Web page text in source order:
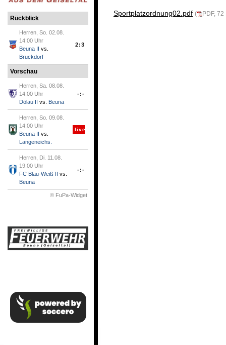
Rückblick
Herren, So. 02.08.
14:00 Uhr
Beuna II vs.
Bruckdorf
2:3
Vorschau
Herren, Sa. 08.08.
14:00 Uhr
Dölau II vs. Beuna
-:-
Herren, So. 09.08.
14:00 Uhr
Beuna II vs.
Langeneichs.
live
Herren, Di. 11.08.
19:00 Uhr
FC Blau-Weiß II vs.
Beuna
-:-
© FuPa-Widget
Sportplatzordnung02.pdf ( PDF, 72